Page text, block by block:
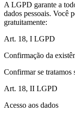
A LGPD garante a
dados pessoais. Você
gratuitamente:
Art. 18, I LGPD
Confirmação da
Confirmar se tratamos
Art. 18, II LGPD
Acesso aos dados